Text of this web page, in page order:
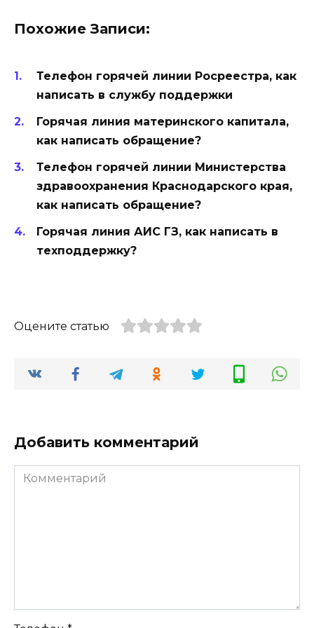
Похожие Записи:
Телефон горячей линии Росреестра, как
написать в службу поддержки
Горячая линия материнского капитала,
как написать обращение?
Телефон горячей линии Министерства
здравоохранения Краснодарского края,
как написать обращение?
Горячая линия АИС ГЗ, как написать в
техподдержку?
Оцените статью
Добавить комментарий
Комментарий